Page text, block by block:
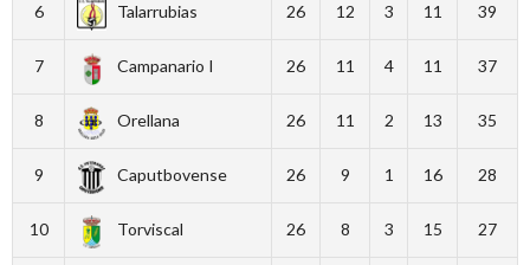
6 Talarrubias 26 12 3 11 39
7 Campanario I 26 11 4 11 37
8 Orellana 26 11 2 13 35
9 Caputbovense 26 9 1 16 28
10 Torviscal 26 8 3 15 27